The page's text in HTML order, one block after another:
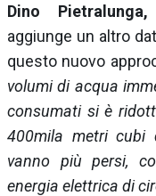
Dino Pietralunga,
aggiunge un altro
questo nuovo
volumi di acqua
consumati si è
400mila metri cubi
vanno più persi,
energia elettrica di